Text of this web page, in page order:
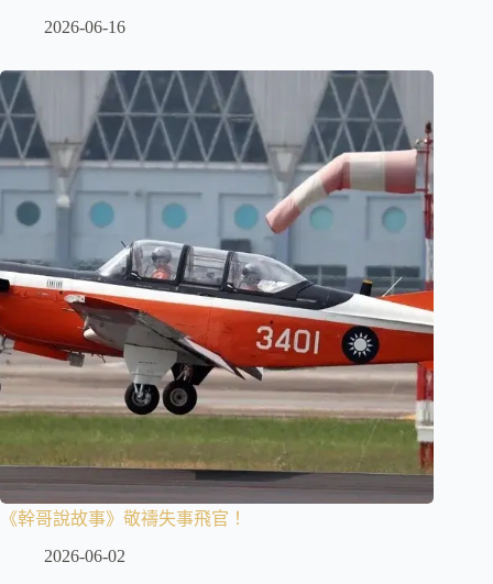
2026-06-16
《幹哥說故事》敬禱失事飛官！
2026-06-02